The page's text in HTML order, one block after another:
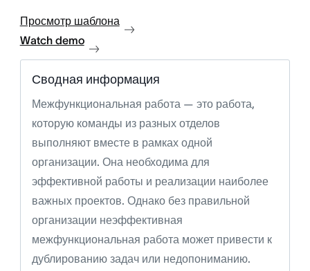
Просмотр шаблона
Watch demo
Сводная информация
Межфункциональная работа — это работа,
которую команды из разных отделов
выполняют вместе в рамках одной
организации. Она необходима для
эффективной работы и реализации наиболее
важных проектов. Однако без правильной
организации неэффективная
межфункциональная работа может привести к
дублированию задач или недопониманию.